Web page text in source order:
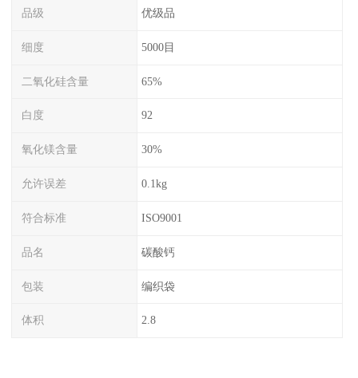
品级 优级品
细度 5000目
二氧化硅含量 65%
白度 92
氧化镁含量 30%
允许误差 0.1kg
符合标准 ISO9001
品名 碳酸钙
包装 编织袋
体积 2.8